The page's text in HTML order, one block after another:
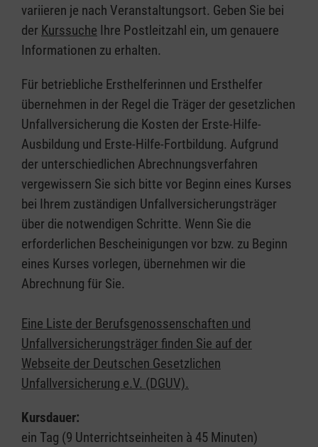
variieren je nach Veranstaltungsort. Geben Sie bei
der Kurssuche Ihre Postleitzahl ein, um genauere
Informationen zu erhalten.
Für betriebliche Ersthelferinnen und Ersthelfer
übernehmen in der Regel die Träger der gesetzlichen
Unfallversicherung die Kosten der Erste-Hilfe-
Ausbildung und Erste-Hilfe-Fortbildung. Aufgrund
der unterschiedlichen Abrechnungsverfahren
vergewissern Sie sich bitte vor Beginn eines Kurses
bei Ihrem zuständigen Unfallversicherungsträger
über die notwendigen Schritte. Wenn Sie die
erforderlichen Bescheinigungen vor bzw. zu Beginn
eines Kurses vorlegen, übernehmen wir die
Abrechnung für Sie.
Eine Liste der Berufsgenossenschaften und
Unfallversicherungsträger finden Sie auf der
Webseite der Deutschen Gesetzlichen
Unfallversicherung e.V. (DGUV).
Kursdauer:
ein Tag (9 Unterrichtseinheiten à 45 Minuten)